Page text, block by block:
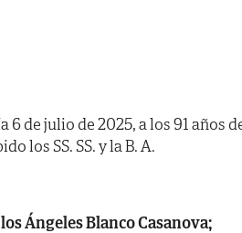
6 de julio de 2025, a los 91 años
los SS. SS. y la B. A.
Ángeles Blanco Casanova;